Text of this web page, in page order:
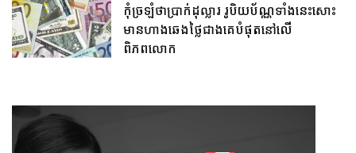
កុំច្រឡំថាប្រាក់ដុល្លារ រូបិយប័ណ្ណទាំងនេះសោះ
មានហាងឆេងថ្លៃជាងគេបំផុតនៅលើ
ពិភពលោក